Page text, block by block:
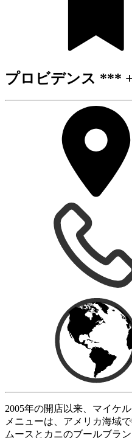
プロビデンス ***
2005年の開店以来、マイケ
メニューは、アメリカ海域
ムースとカニのブールブラ